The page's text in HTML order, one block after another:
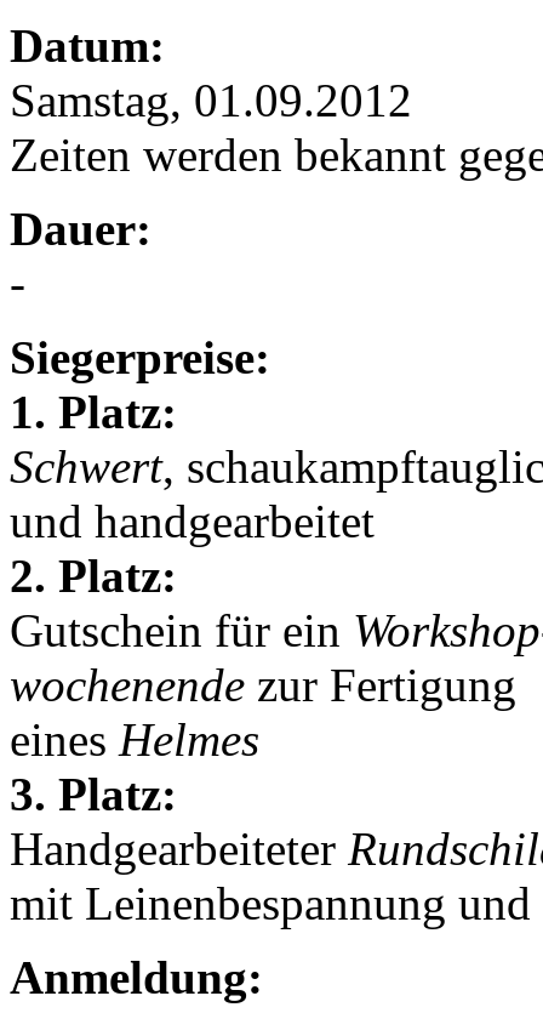
Datum:
Samstag, 01.09.2012
Zeiten werden bekannt
Dauer:
-
Siegerpreise:
1. Platz:
Schwert,
und handgearbeitet
2. Platz:
Gutschein für ein
wochenende zur Fertigung
eines Helmes
3. Platz:
Handgearbeiteter
mit Leinenbespannung
Anmeldung: